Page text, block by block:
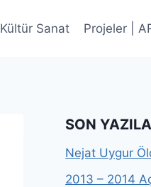
Kültür Sanat Projeler |
SON
Nejat Uygur
2013 – 2014